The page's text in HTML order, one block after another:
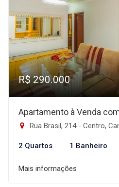
R$ 290.000
Apartamento à Venda
Rua Brasil, 214 - Centro,
2 Quartos 1 Banheiro
Mais informações